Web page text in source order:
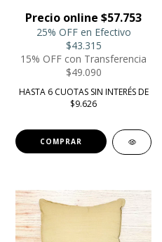
Precio online $57.753
25% OFF en Efectivo
$43.315
15% OFF con Transferencia
$49.090
HASTA 6 CUOTAS SIN INTERÉS DE
$9.626
COMPRAR